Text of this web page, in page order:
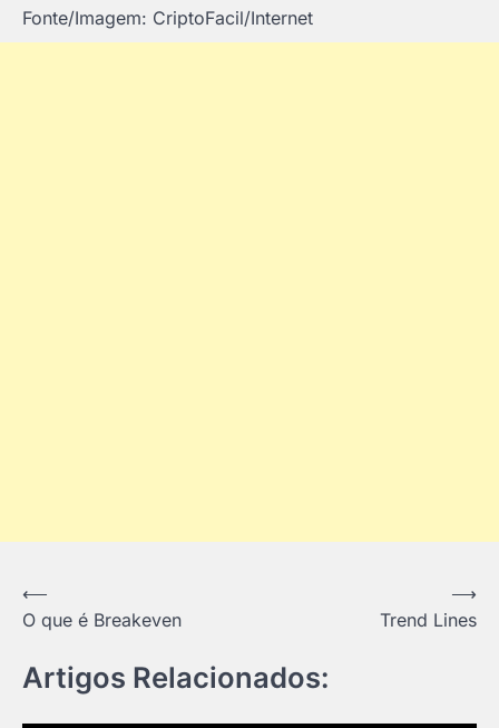
Fonte/Imagem: CriptoFacil/Internet
Navegação
de
Post
⟵
O que é Breakeven
Trend Lines
⟶
Artigos Relacionados: